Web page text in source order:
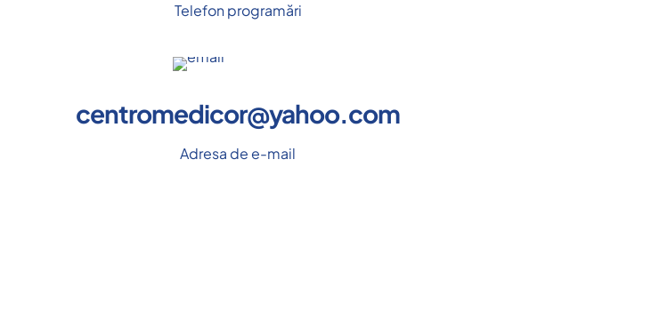
Telefon programări
centromedicor@yahoo.com
Adresa de e-mail